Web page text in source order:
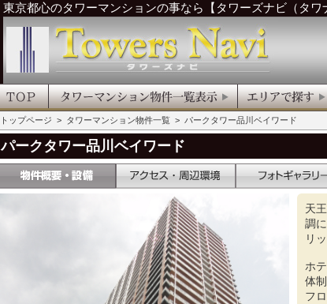
東京都心のタワーマンションの事なら【タワーズナビ（タ
トップページ > タワーマンション物件一覧 > パークタワー品川ベイワード
パークタワー品川ベイワード
天
調
リ
ホ
体
フ